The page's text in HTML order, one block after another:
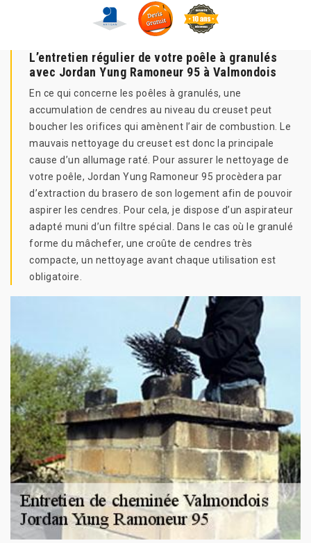
L’entretien régulier de votre poêle à granulés
avec Jordan Yung Ramoneur 95 à Valmondois
En ce qui concerne les poêles à granulés, une
accumulation de cendres au niveau du creuset peut
boucher les orifices qui amènent l’air de combustion. Le
mauvais nettoyage du creuset est donc la principale
cause d’un allumage raté. Pour assurer le nettoyage de
votre poêle, Jordan Yung Ramoneur 95 procèdera par
d’extraction du brasero de son logement afin de pouvoir
aspirer les cendres. Pour cela, je dispose d’un aspirateur
adapté muni d’un filtre spécial. Dans le cas où le granulé
forme du mâchefer, une croûte de cendres très
compacte, un nettoyage avant chaque utilisation est
obligatoire.